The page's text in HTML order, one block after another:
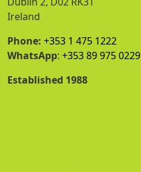
Ireland
Phone: +353 1 475 1222
WhatsApp: +353 89 975 0229
Established 1988